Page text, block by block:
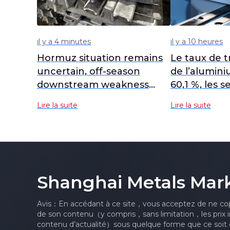
il y a 4 minutes
Hormuz situation remains
uncertain, off-season
downstream weakness
aluminum prices 【SMM
Lire la suite
il y a 10 heures
Le taux de
de
60,1 %, les
morte-
Lire la suite
Shanghai Metals
Avis：En accédant à ce site，vous acceptez de ne
de son contenu（y compris，sans limitation，les prix
contenu d’actualité）sous quelque forme que ce